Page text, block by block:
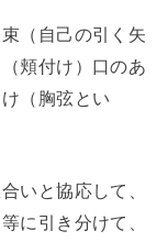
（自己の引く矢
頬付け）口のあ
（胸弦とい
いと協応して、
に引き分けて、